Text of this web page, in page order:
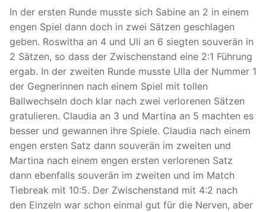
In der ersten Runde musste sich Sabine an 2 in einem
engen Spiel dann doch in zwei Sätzen geschlagen
geben. Roswitha an 4 und Uli an 6 siegten souverän in
2 Sätzen, so dass der Zwischenstand eine 2:1 Führung
ergab. In der zweiten Runde musste Ulla der Nummer 1
der Gegnerinnen nach einem Spiel mit tollen
Ballwechseln doch klar nach zwei verlorenen Sätzen
gratulieren. Claudia an 3 und Martina an 5 machten es
besser und gewannen ihre Spiele. Claudia nach einem
engen ersten Satz dann souverän im zweiten und
Martina nach einem engen ersten verlorenen Satz
dann ebenfalls souverän im zweiten und im Match
Tiebreak mit 10:5. Der Zwischenstand mit 4:2 nach
den Einzeln war schon einmal gut für die Nerven, aber